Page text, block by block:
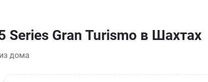
Series Gran Turismo в Шахтах
дома